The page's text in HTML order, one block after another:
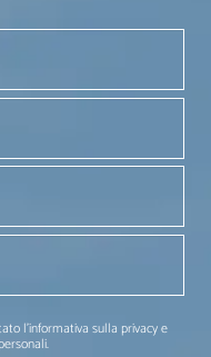
l'informativa sulla privacy e